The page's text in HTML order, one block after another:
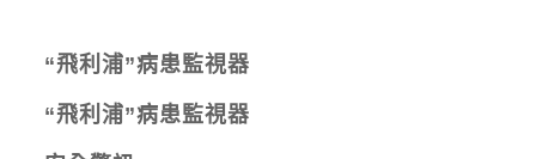
“飛利浦”病患監視器
“飛利浦”病患監視器